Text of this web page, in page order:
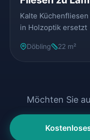
Kalte
in Holzoptik ersetzt
Döbling 22 m²
Möchten Sie